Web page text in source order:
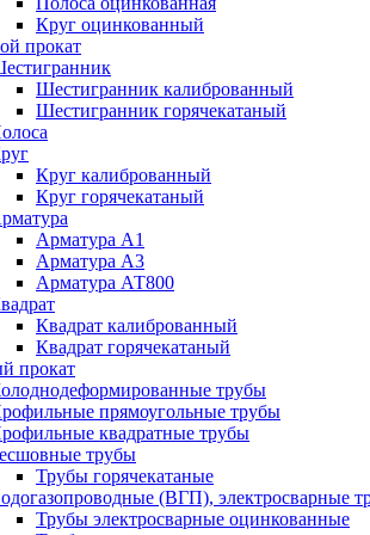
Круг оцинкованный
прокат
Шестигранник калиброванный
Шестигранник горячекатаный
Круг калиброванный
Круг горячекатаный
Арматура А1
Арматура А3
Арматура АТ800
Квадрат калиброванный
Квадрат горячекатаный
прокат
трубы
прямоугольные трубы
квадратные трубы
трубы
Трубы горячекатаные
(ВГП), электросварные
Трубы электросварные оцинкованные